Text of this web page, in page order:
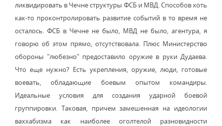
ликвидировать в Чечне структуры ФСБ и МВД. Способов хоть
как-то проконтролировать развитие событий в то время не
осталось. ФСБ в Чечне не было, МВД не было, агентура, я
говорю об этом прямо, отсутствовала. Плюс Министерство
обороны "любезно" предоставило оружие в руки Дудаева.
Что еще нужно? Есть укрепления, оружие, люди, готовые
воевать, обладающие боевым опытом командиры.
Идеальные условия для создания ударной боевой
группировки. Таковая, причем замешенная на идеологии
ваххабизма как наиболее оголтелой разновидности